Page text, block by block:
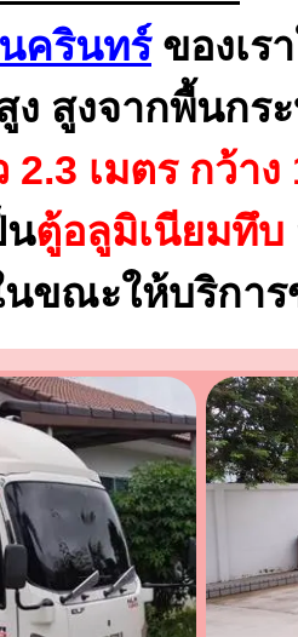
ครินทร์ของเร
ง สูงจากพื้นกร
2.3 เมตร กว้าง
นตู้อลูมิเนียมทึบ
ขณะให้บริการ